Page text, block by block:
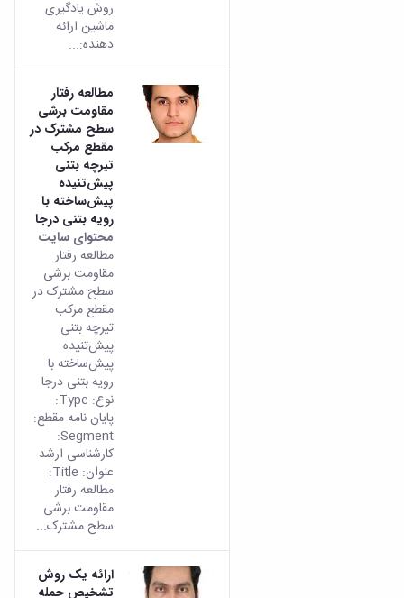
روش یادگیری
ماشین ارائه
دهنده:...
مطالعه رفتار
مقاومت برشی
سطح مشترک در
مقطع مرکب
تیرچه بتنی
پیش‌تنیده
پیش‌ساخته با
رویه بتنی درجا
محتوای سایت
مطالعه رفتار
مقاومت برشی
سطح مشترک در
مقطع مرکب
تیرچه بتنی
پیش‌تنیده
پیش‌ساخته با
رویه بتنی درجا
نوع: Type:
پایان نامه مقطع:
Segment:
کارشناسی ارشد
عنوان: Title:
مطالعه رفتار
مقاومت برشی
سطح مشترک...
ارائه یک روش
تشخیص حمله